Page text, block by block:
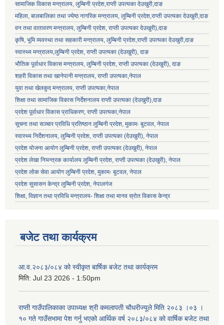
सामाजिक विकास मन्‍‍त्रालय, लुम्बिनी प्रदेश,राप्ती उपत्यका देउखुरी,दाङ
महिला, बालबालिका तथा ज्येष्ठ नागरिक मन्त्रालय, लुम्बिनी प्रदेश,राप्ती उपत्यका देउखुरी,दाङ
वन तथा वातावरण मन्त्रालय, लुम्बिनी प्रदेश, राप्ती उपत्यका देउखुरी),दाङ
कृषि, भूमि व्यवस्था तथा सहकारी मन्त्रालय, लुम्बिनी प्रदेश,राप्ती उपत्यका देउखुरी,दाङ
स्वास्थ्य मन्त्रालय,लुम्बिनी प्रदेश, राप्ती उपत्यका (देउखुरी), दाङ
भौतिक पूर्वाधार विकास मन्त्रालय, लुम्बिनी प्रदेश, राप्ती उपत्यका (देउखुरी), दाङ
शहरी विकास तथा खानेपानी मन्त्रालय, राप्ती उपत्यका,नेपाल
युवा तथा खेलकुद मन्त्रालय, राप्ती उपत्यका,नेपाल
शिक्षा तथा सामाजिक विकास निर्देशनालय राप्ती उपत्यका (देउखुरी),दाङ
प्रदेश पूर्वाधार विकास प्राधिकरण, राप्ती उपत्यका,नेपाल
सूचना तथा सञ्चार प्रविधि प्रतिष्ठान लुम्बिनी प्रदेश, मुकामः बुटवल, नेपाल
स्वास्थ्य निर्देशनालय, लुम्बिनी प्रदेश, राप्ती उपत्यका (देउखुरी), नेपाल
प्रदेश योजना आयोग लुम्बिनी प्रदेश, राप्ती उपत्यका (देउखुरी), नेपाल
प्रदेश लेखा नियन्त्रक कार्यालय लुम्बिनी प्रदेश, राप्ती उपत्यका (देउखुरी), नेपाल
प्रदेश लोक सेवा आयोग लुम्बिनी प्रदेश, मुकामः बुटवल, नेपाल
प्रदेश सुसासन केन्द्र लुम्बिनी प्रदेश, नेपालगंज
शिक्षा, विज्ञान तथा प्रविधि मन्त्रालय- शिक्षा तथा मानव स्रोत विकास केन्द्र
बजेट तथा कार्यक्रम
आ.व.२०८३/०८४ को स्वीकृत बार्षिक बजेट तथा कार्यक्रम
मिति: Jul 23 2026 - 1:50pm
राप्ती गाउँपालिकाका उपाध्यक्ष श्री कमलापती चौधरीज्यूले मिति २०८३ ।०३ ।
१० गते गाउँसभामा पेश गर्नु भएको आर्थिक वर्ष २०८३/०८४ को वार्षिक बजेट तथा